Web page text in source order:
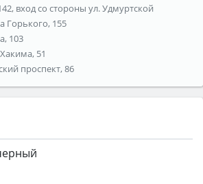
вход со стороны ул. Удмуртской
Горького, 155
103
51
проспект, 86